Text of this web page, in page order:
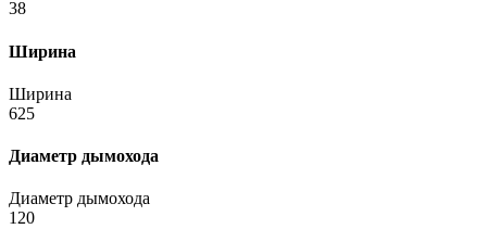
38
Ширина
Ширина
625
Диаметр дымохода
Диаметр дымохода
120